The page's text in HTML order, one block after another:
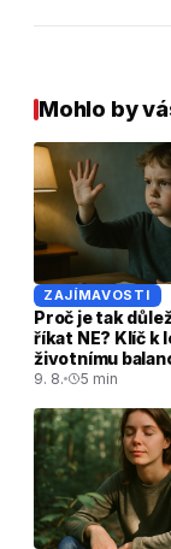
Mohlo by
ZAJÍMAVOSTI
Proč je tak
říkat NE? Klíč k
životnímu
9. 8. 5 min